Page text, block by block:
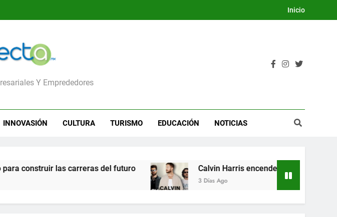
Inicio
Y Emprededores
INNOVASIÓN CULTURA TURISMO EDUCACIÓN NOTICIAS
construir las carreras del futuro Calvin Harris encenderá la Dream Night
3 Días Ago